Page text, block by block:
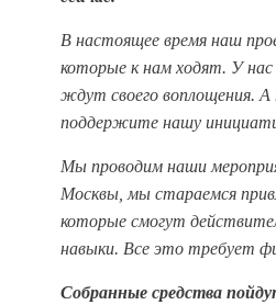
В настоящее время наш
которые к нам ходят. У нас
ждут своего воплощения. А
поддержите нашу
Мы проводим наши
Москвы, мы стараемся
которые смогут
навыки. Все это требует
Собранные средства